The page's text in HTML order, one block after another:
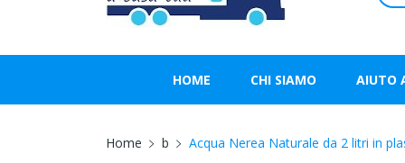
HOME CHI SIAMO AIUTO
Home b Acqua Nerea Naturale da 2 litri in